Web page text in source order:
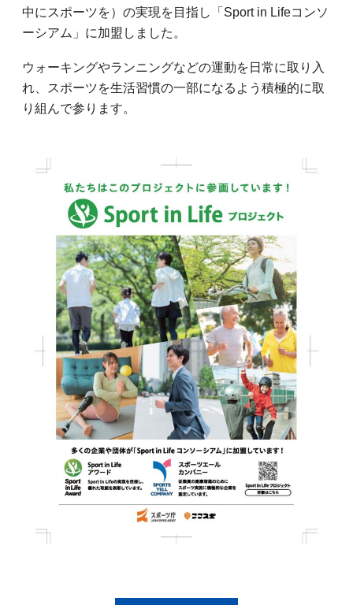
中にスポーツを）の実現を目指し「Sport in Lifeコンソ
ーシアム」に加盟しました。
ウォーキングやランニングなどの運動を日常に取り入
れ、スポーツを生活習慣の一部になるよう積極的に取
り組んで参ります。